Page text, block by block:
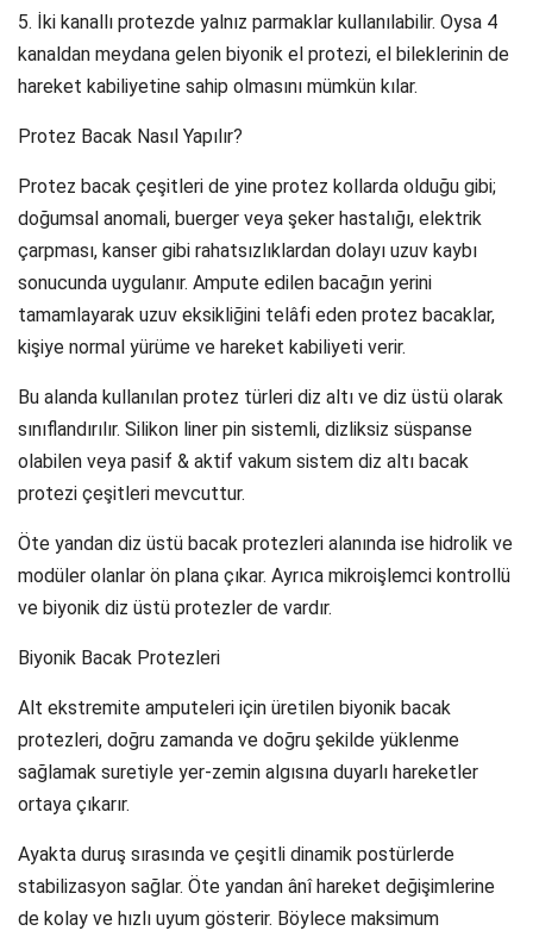
5. İki kanallı protezde yalnız parmaklar kullanılabilir. Oysa 4
kanaldan meydana gelen biyonik el protezi, el bileklerinin de
hareket kabiliyetine sahip olmasını mümkün kılar.
Protez Bacak Nasıl Yapılır?
Protez bacak çeşitleri de yine protez kollarda olduğu gibi;
doğumsal anomali, buerger veya şeker hastalığı, elektrik
çarpması, kanser gibi rahatsızlıklardan dolayı uzuv kaybı
sonucunda uygulanır. Ampute edilen bacağın yerini
tamamlayarak uzuv eksikliğini telâfi eden protez bacaklar,
kişiye normal yürüme ve hareket kabiliyeti verir.
Bu alanda kullanılan protez türleri diz altı ve diz üstü olarak
sınıflandırılır. Silikon liner pin sistemli, dizliksiz süspanse
olabilen veya pasif & aktif vakum sistem diz altı bacak
protezi çeşitleri mevcuttur.
Öte yandan diz üstü bacak protezleri alanında ise hidrolik ve
modüler olanlar ön plana çıkar. Ayrıca mikroişlemci kontrollü
ve biyonik diz üstü protezler de vardır.
Biyonik Bacak Protezleri
Alt ekstremite amputeleri için üretilen biyonik bacak
protezleri, doğru zamanda ve doğru şekilde yüklenme
sağlamak suretiyle yer-zemin algısına duyarlı hareketler
ortaya çıkarır.
Ayakta duruş sırasında ve çeşitli dinamik postürlerde
stabilizasyon sağlar. Öte yandan ânî hareket değişimlerine
de kolay ve hızlı uyum gösterir. Böylece maksimum